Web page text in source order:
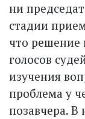
ни
стадии
что решение
голосов
изучения
проблема у
позавчера. В